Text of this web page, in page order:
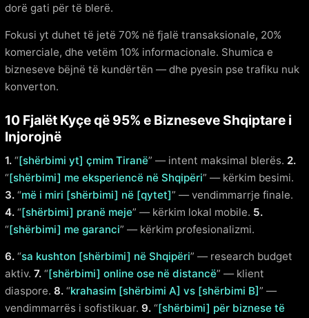
dorë gati për të blerë.
Fokusi yt duhet të jetë 70% në fjalë transaksionale, 20%
komerciale, dhe vetëm 10% informacionale. Shumica e
bizneseve bëjnë të kundërtën — dhe pyesin pse trafiku nuk
konverton.
10 Fjalët Kyçe që 95% e Bizneseve Shqiptare i
Injorojnë
1. “[shërbimi yt] çmim Tiranë” — intent maksimal blerës. 2.
“[shërbimi] me eksperiencë në Shqipëri” — kërkim besimi.
3. “më i miri [shërbimi] në [qytet]” — vendimmarrje finale.
4. “[shërbimi] pranë meje” — kërkim lokal mobile. 5.
“[shërbimi] me garanci” — kërkim profesionalizmi.
6. “sa kushton [shërbimi] në Shqipëri” — research budget
aktiv. 7. “[shërbimi] online ose në distancë” — klient
diaspore. 8. “krahasim [shërbimi A] vs [shërbimi B]” —
vendimmarrës i sofistikuar. 9. “[shërbimi] për biznese të